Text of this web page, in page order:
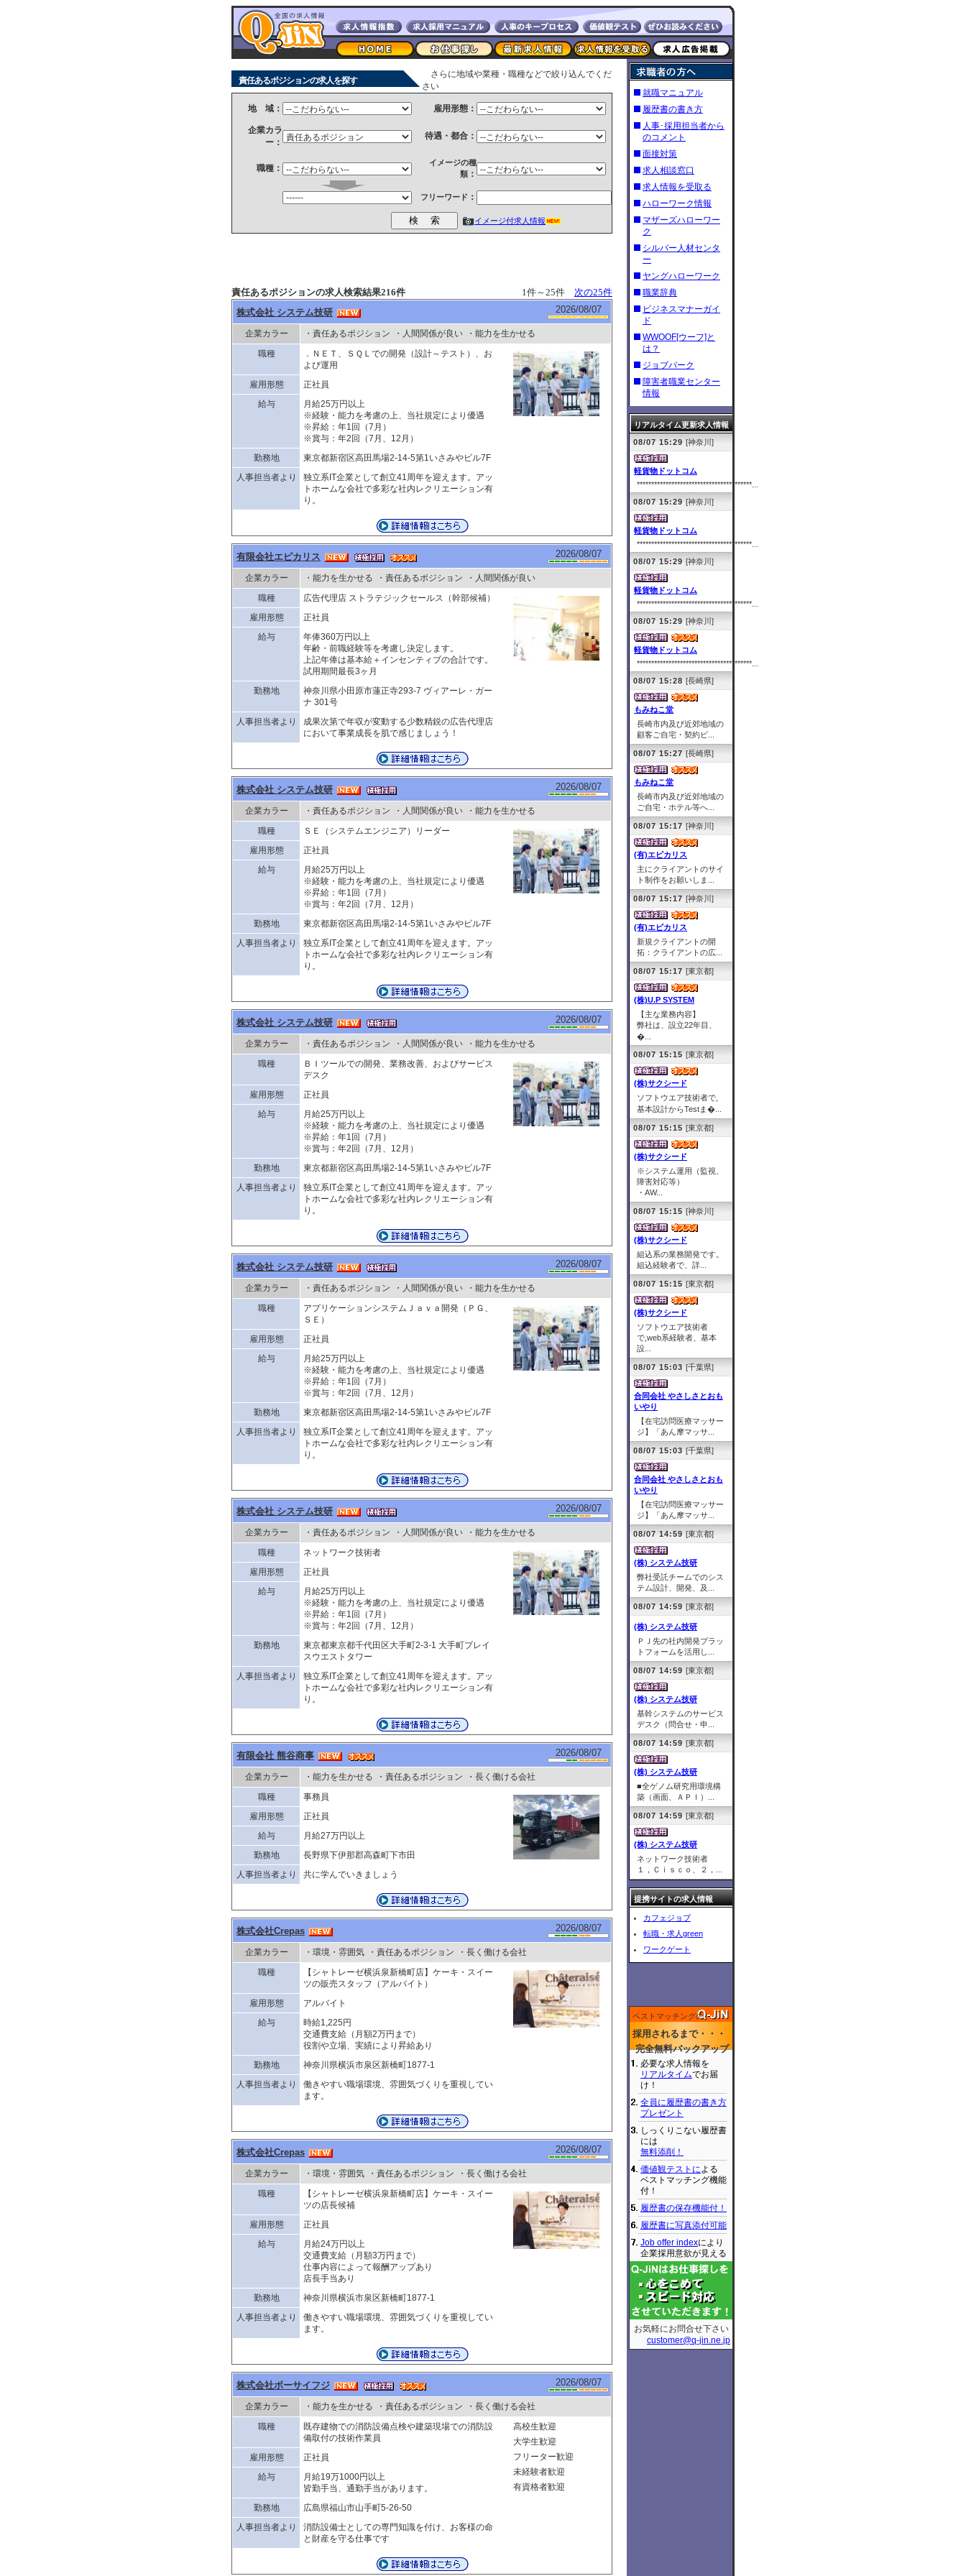
責任あるポジションの求人を探す
さらに地域や業種・職種などで絞り込んでくだ
さい
地 域： 雇用形態：
企業カラ
ー：
待遇・都合：
職種：
イメージの種
類 ：
フリーワード ：
イメージ付求人情報
責任あるポジションの求人検索結果216件 1件～25件 次の25件
株式会社 システム技研
2026/08/07
企業カラー ・責任あるポジション ・人間関係が良い
・能力を生かせる
職種
．ＮＥＴ、ＳＱＬでの開発（設計～テスト）、お
よび運用
雇用形態
正社員
給与
月給25万円以上
※経験・能力を考慮の上、当社規定により優遇
※昇給：年1回（7月）
※賞与：年2回（7月、12月）
勤務地
東京都新宿区高田馬場2-14-5第1いさみやビル7F
人事担当者より
独立系IT企業として創立41周年を迎えます。アッ
トホームな会社で多彩な社内レクリエーション有
り。
有限会社エピカリス 2026/08/07
企業カラー ・能力を生かせる ・責任あるポジション
・人間関係が良い
職種
広告代理店 ストラテジックセールス（幹部候補）
雇用形態
正社員
給与
年俸360万円以上
年齢・前職経験等を考慮し決定します。
上記年俸は基本給＋インセンティブの合計です。
試用期間最長3ヶ月
勤務地
神奈川県小田原市蓮正寺293-7 ヴィアーレ・ガー
ナ 301号
人事担当者より
成果次第で年収が変動する少数精鋭の広告代理店
において事業成長を肌で感じましょう！
株式会社 システム技研 2026/08/07
企業カラー ・責任あるポジション ・人間関係が良い
・能力を生かせる
職種
ＳＥ（システムエンジニア）リーダー
雇用形態
正社員
給与
月給25万円以上
※経験・能力を考慮の上、当社規定により優遇
※昇給：年1回（7月）
※賞与：年2回（7月、12月）
勤務地
東京都新宿区高田馬場2-14-5第1いさみやビル7F
人事担当者より
独立系IT企業として創立41周年を迎えます。アッ
トホームな会社で多彩な社内レクリエーション有
り。
株式会社 システム技研 2026/08/07
企業カラー ・責任あるポジション ・人間関係が良い
・能力を生かせる
職種
ＢＩツールでの開発、業務改善、およびサービス
デスク
雇用形態
正社員
給与
月給25万円以上
※経験・能力を考慮の上、当社規定により優遇
※昇給：年1回（7月）
※賞与：年2回（7月、12月）
勤務地
東京都新宿区高田馬場2-14-5第1いさみやビル7F
人事担当者より
独立系IT企業として創立41周年を迎えます。アッ
トホームな会社で多彩な社内レクリエーション有
り。
株式会社 システム技研 2026/08/07
企業カラー ・責任あるポジション ・人間関係が良い
・能力を生かせる
職種
アプリケーションシステムＪａｖａ開発（ＰＧ、
ＳＥ）
雇用形態
正社員
給与
月給25万円以上
※経験・能力を考慮の上、当社規定により優遇
※昇給：年1回（7月）
※賞与：年2回（7月、12月）
勤務地
東京都新宿区高田馬場2-14-5第1いさみやビル7F
人事担当者より
独立系IT企業として創立41周年を迎えます。アッ
トホームな会社で多彩な社内レクリエーション有
り。
株式会社 システム技研 2026/08/07
企業カラー ・責任あるポジション ・人間関係が良い
・能力を生かせる
職種
ネットワーク技術者
雇用形態
正社員
給与
月給25万円以上
※経験・能力を考慮の上、当社規定により優遇
※昇給：年1回（7月）
※賞与：年2回（7月、12月）
勤務地
東京都東京都千代田区大手町2-3-1 大手町プレイ
スウエストタワー
人事担当者より
独立系IT企業として創立41周年を迎えます。アッ
トホームな会社で多彩な社内レクリエーション有
り。
有限会社 熊谷商事 2026/08/07
企業カラー ・能力を生かせる ・責任あるポジション
・長く働ける会社
職種
事務員
雇用形態
正社員
給与
月給27万円以上
勤務地
長野県下伊那郡高森町下市田
人事担当者より
共に学んでいきましょう
株式会社Crepas 2026/08/07
企業カラー ・環境・雰囲気 ・責任あるポジション
・長く働ける会社
職種
【シャトレーゼ横浜泉新橋町店】ケーキ・スイー
ツの販売スタッフ（アルバイト）
雇用形態
アルバイト
給与
時給1,225円
交通費支給（月額2万円まで）
役割や立場、実績により昇給あり
勤務地
神奈川県横浜市泉区新橋町1877-1
人事担当者より
働きやすい職場環境、雰囲気づくりを重視してい
ます。
株式会社Crepas 2026/08/07
企業カラー ・環境・雰囲気 ・責任あるポジション
・長く働ける会社
職種
【シャトレーゼ横浜泉新橋町店】ケーキ・スイー
ツの店長候補
雇用形態
正社員
給与
月給24万円以上
交通費支給（月額3万円まで）
仕事内容によって報酬アップあり
店長手当あり
勤務地
神奈川県横浜市泉区新橋町1877-1
人事担当者より
働きやすい職場環境、雰囲気づくりを重視してい
ます。
株式会社ボーサイフジ 2026/08/07
企業カラー ・能力を生かせる ・責任あるポジション
・長く働ける会社
職種
既存建物での消防設備点検や建築現場での消防設
備取付の技術作業員
雇用形態
正社員
給与
月給19万1000円以上
皆勤手当、通勤手当があります。
勤務地
広島県福山市山手町5-26-50
人事担当者より
消防設備士としての専門知識を付け、お客様の命
と財産を守る仕事です
高校生歓迎
大学生歓迎
フリーター歓迎
未経験者歓迎
有資格者歓迎
就職マニュアル
履歴書の書き方
人事･採用担当者から
のコメント
面接対策
求人相談窓口
求人情報を受取る
ハローワーク情報
マザーズハローワー
ク
シルバー人材センタ
ー
ヤングハローワーク
職業辞典
ビジネスマナーガイ
ド
WWOOF[ウーフ]と
は？
ジョブパーク
障害者職業センター
情報
リアルタイム更新求人情報
08/07 15:29 [神奈川]
軽貨物ドットコム
****************************************...
08/07 15:29 [神奈川]
軽貨物ドットコム
****************************************...
08/07 15:29 [神奈川]
軽貨物ドットコム
****************************************...
08/07 15:29 [神奈川]
軽貨物ドットコム
****************************************...
08/07 15:28 [長崎県]
もみねこ堂
長崎市内及び近郊地域の
顧客ご自宅・契約ビ...
08/07 15:27 [長崎県]
もみねこ堂
長崎市内及び近郊地域の
ご自宅・ホテル等へ...
08/07 15:17 [神奈川]
(有)エピカリス
主にクライアントのサイ
ト制作をお願いしま...
08/07 15:17 [神奈川]
(有)エピカリス
新規クライアントの開
拓：クライアントの広...
08/07 15:17 [東京都]
(株)U.P SYSTEM
【主な業務内容】
弊社は、設立22年目、
�...
08/07 15:15 [東京都]
(株)サクシード
ソフトウエア技術者で,
基本設計からTestま�...
08/07 15:15 [東京都]
(株)サクシード
※システム運用（監視、
障害対応等）
・AW...
08/07 15:15 [神奈川]
(株)サクシード
組込系の業務開発です。
組込経験者で、詳...
08/07 15:15 [東京都]
(株)サクシード
ソフトウエア技術者
で,web系経験者、基本
設...
08/07 15:03 [千葉県]
合同会社 やさしさとおも
いやり
【在宅訪問医療マッサー
ジ】「あん摩マッサ...
08/07 15:03 [千葉県]
合同会社 やさしさとおも
いやり
【在宅訪問医療マッサー
ジ】「あん摩マッサ...
08/07 14:59 [東京都]
(株) システム技研
弊社受託チームでのシス
テム設計、開発、及...
08/07 14:59 [東京都]
(株) システム技研
ＰＪ先の社内開発プラッ
トフォームを活用し...
08/07 14:59 [東京都]
(株) システム技研
基幹システムのサービス
デスク（問合せ・申...
08/07 14:59 [東京都]
(株) システム技研
■全ゲノム研究用環境構
築（画面、ＡＰＩ）...
08/07 14:59 [東京都]
(株) システム技研
ネットワーク技術者
１，Ｃｉｓｃｏ、２，...
提携サイトの求人情報
カフェジョブ
転職・求人green
ワークゲート
ベストマッチングの
採用されるまで・・・
完全無料バックアップ
必要な求人情報を
リアルタイムでお届
け！
全員に履歴書の書き方
プレゼント
しっくりこない履歴書
には
無料添削！
価値観テストによる
ベストマッチング機能
付！
履歴書の保存機能付！
履歴書に写真添付可能
Job offer indexにより
企業採用意欲が見える
お気軽にお問合せ下さい
customer@q-jin.ne.jp